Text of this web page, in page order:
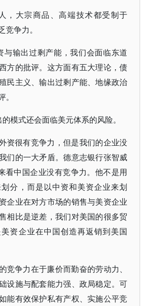
，大宗商品、高端技术都受制于
竞争力。
与输出过剩产能，我们会面临东道
方的批评。这方面有五大理论，债
民主义、输出过剩产能、地缘政治
模式还会面临美元体系的风险。
资很有竞争力，但是我们的企业没
们的一大矛盾。德意志银行张智威
看中国企业没有竞争力。他不是用
分，而是以中资和美资企业来划
企业在对方市场的销售与美资企业
相比是逆差，我们对美国的很多贸
资企业在中国创造再返销到美国
竞争力在于廉价而勤奋的劳动力、
设施与配套能力强、政局稳定。可
能有效保护私有产权、实施公平竞